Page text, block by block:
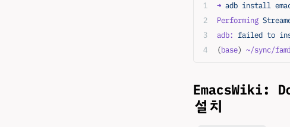
➜ adb install
Performing
adb: failed to
(base) ~/sync/
EmacsWiki:
설치